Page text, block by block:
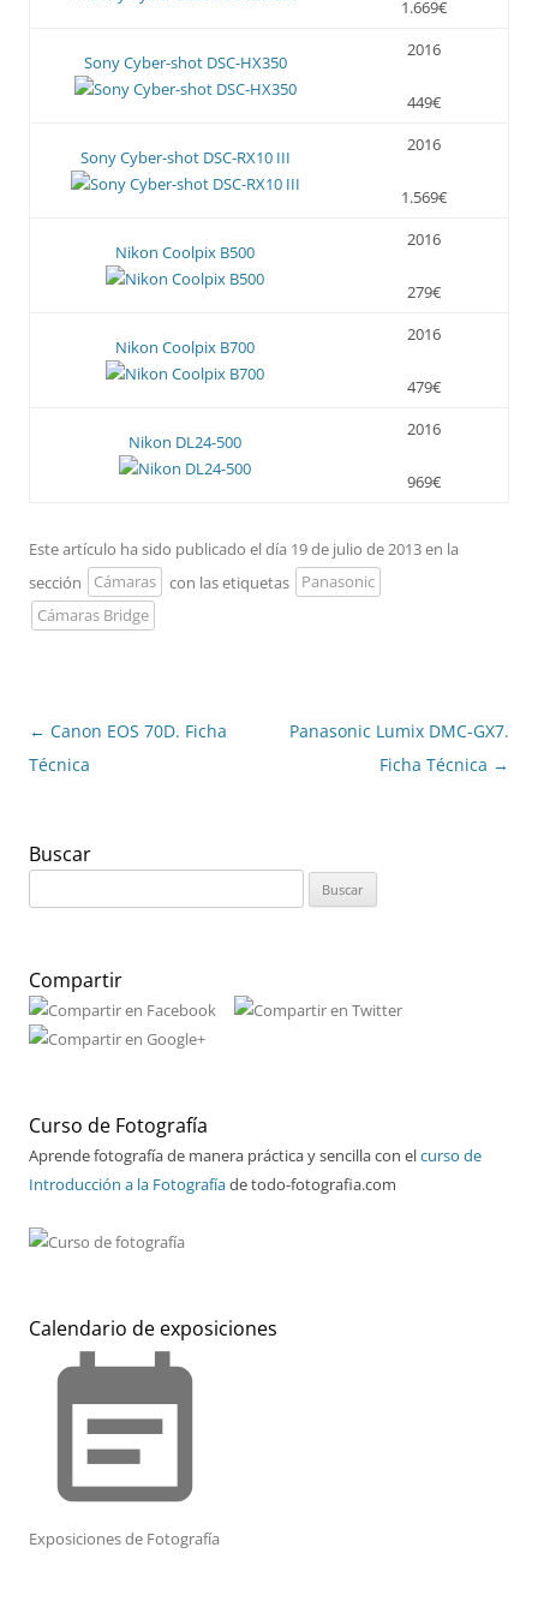
1.669€
Sony Cyber-shot DSC-HX350
2016
449€
Sony Cyber-shot DSC-RX10 III
2016
1.569€
Nikon Coolpix B500
2016
279€
Nikon Coolpix B700
2016
479€
Nikon DL24-500
2016
969€
Este artículo ha sido publicado el día 19 de julio de 2013 en la
sección
Cámaras con las etiquetas
Panasonic
Cámaras Bridge
Navegación
de
← Canon EOS 70D. Ficha
Técnica
Panasonic Lumix DMC-GX7.
Ficha Técnica →
Buscar
Compartir
Curso de Fotografía
Aprende fotografía de manera práctica y sencilla con elcurso de
Introducción a la Fotografíade todo-fotografia.com
Calendario de exposiciones
event_note
Exposiciones de Fotografía